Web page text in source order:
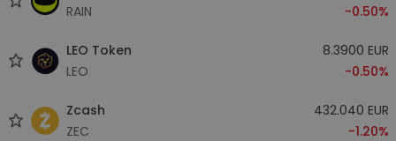
RAIN
-0.50%
LEO Token
LEO
8.3900 EUR
-0.50%
Zcash
ZEC
432.040 EUR
-1.20%